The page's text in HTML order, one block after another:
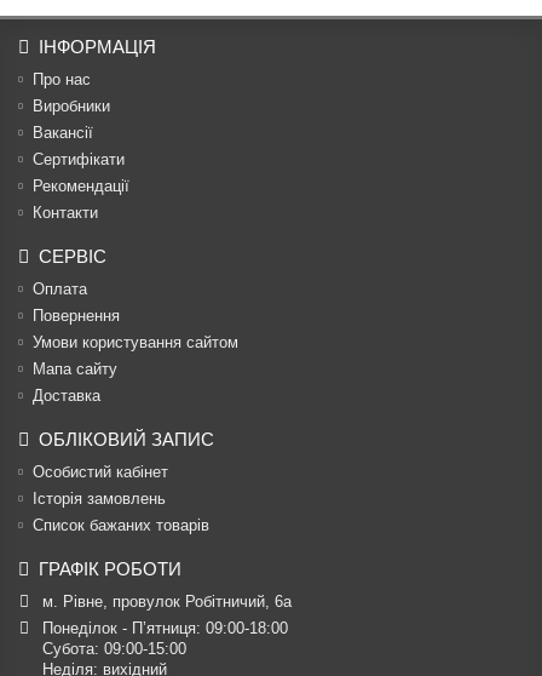
ІНФОРМАЦІЯ
Про нас
Виробники
Вакансії
Сертифікати
Рекомендації
Контакти
СЕРВІС
Оплата
Повернення
Умови користування сайтом
Мапа сайту
Доставка
ОБЛІКОВИЙ ЗАПИС
Особистий кабінет
Історія замовлень
Список бажаних товарів
ГРАФІК РОБОТИ
м. Рівне, провулок Робітничий, 6а
Понеділок - П’ятниця: 09:00-18:00
Субота: 09:00-15:00
Неділя: вихідний